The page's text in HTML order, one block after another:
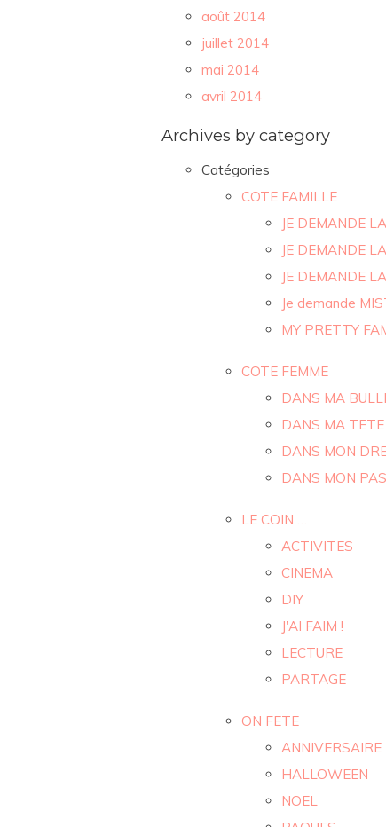
août 2014
juillet 2014
mai 2014
avril 2014
Archives by category
Catégories
COTE FAMILLE
JE DEMANDE
JE DEMANDE
JE DEMANDE
Je demande
MY PRETTY
COTE FEMME
DANS MA
DANS MA TETE
DANS MON
DANS MON
LE COIN …
ACTIVITES
CINEMA
DIY
J'AI FAIM !
LECTURE
PARTAGE
ON FETE
ANNIVERSAIRE
HALLOWEEN
NOEL